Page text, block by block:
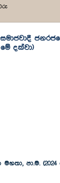
සමාජවාදී
දක්වා)
පා.ම. (2024